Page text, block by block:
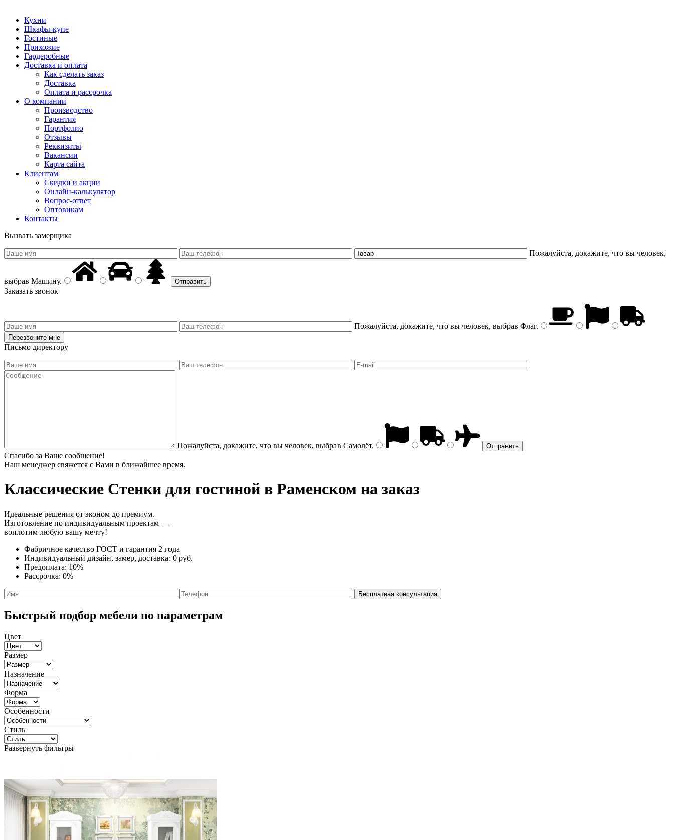
Кухни
Шкафы-купе
Гостиные
Прихожие
Гардеробные
Доставка и оплата
Как сделать заказ
Доставка
Оплата и рассрочка
О компании
Производство
Гарантия
Портфолио
Отзывы
Реквизиты
Вакансии
Карта сайта
Клиентам
Скидки и акции
Онлайн-калькулятор
Вопрос-ответ
Оптовикам
Контакты
Вызвать замерщика
Пожалуйста, докажите, что вы человек,
выбрав Машину.
Заказать звонок
Пожалуйста, докажите, что вы человек, выбрав Флаг.
Письмо директору
Пожалуйста, докажите, что вы человек, выбрав Самолёт.
Спасибо за Ваше сообщение!
Наш менеджер свяжется с Вами в ближайшее время.
Классические Стенки для гостиной в Раменском на заказ
Идеальные решения от эконом до премиум.
Изготовление по индивидуальным проектам —
воплотим любую вашу мечту!
Фабричное качество ГОСТ и гарантия 2 года
Индивидуальный дизайн, замер, доставка: 0 руб.
Предоплата: 10%
Рассрочка: 0%
Быстрый подбор мебели по параметрам
Цвет
Размер
Назначение
Форма
Особенности
Стиль
Развернуть фильтры